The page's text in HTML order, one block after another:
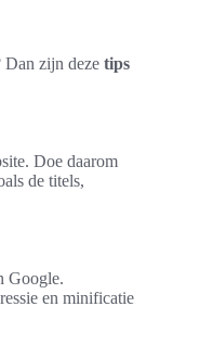
Dan zijn deze tips
Doe daarom
de titels,
Google.
en minificatie